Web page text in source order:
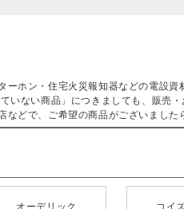
ーホン・住宅火災報知器などの電設資
いない商品」につきましても、販売
などで、ご希望の商品がございまし
オーデリック コイ